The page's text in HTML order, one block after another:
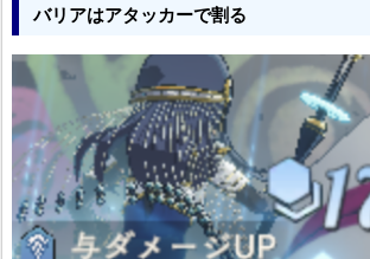
バリアはアタッカーで割る